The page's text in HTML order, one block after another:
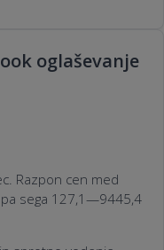
oglaševanje
Razpon cen med
pa sega 127,1—9445,4